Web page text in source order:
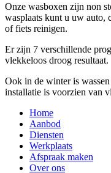
Onze wasboxen zijn non
wasplaats kunt u uw auto,
of fiets reinigen.
Er zijn 7 verschillende
vlekkeloos droog resultaat.
Ook in de winter is
installatie is voorzien van
Home
Aanbod
Diensten
Werkplaats
Afspraak maken
Over ons